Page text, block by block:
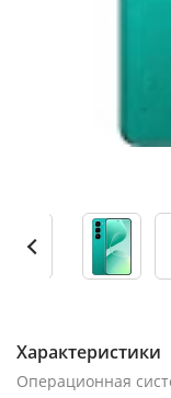
Характеристики
Операционная